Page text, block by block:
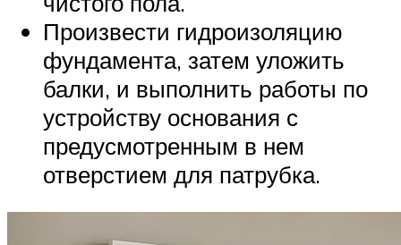
Произвести гидроизоляцию
фундамента, затем уложить
балки, и выполнить работы по
устройству основания с
предусмотренным в нем
отверстием для патрубка.